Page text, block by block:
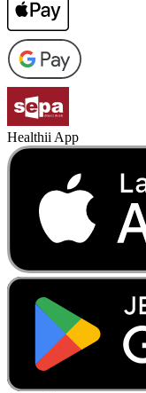
Healthii App